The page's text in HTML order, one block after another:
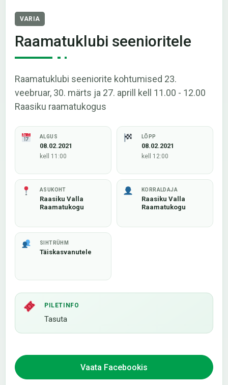
VARIA
Raamatuklubi seenioritele
Raamatuklubi seeniorite kohtumised 23.
veebruar, 30. märts ja 27. aprill kell 11.00 - 12.00
Raasiku raamatukogus
ALGUS
08.02.2021
kell 11:00
LÕPP
08.02.2021
kell 12:00
ASUKOHT
Raasiku Valla
Raamatukogu
KORRALDAJA
Raasiku Valla
Raamatukogu
SIHTRÜHM
Täiskasvanutele
PILETINFO
Tasuta
Vaata Facebookis